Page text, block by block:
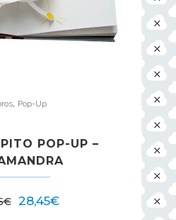
, Pop-Up
POP-UP –
€ 28,45€